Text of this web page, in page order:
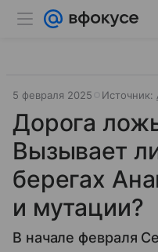
5 февраля 2025 Источник:
Дорога
Вызывает
берегах
и мутации?
В начале февраля